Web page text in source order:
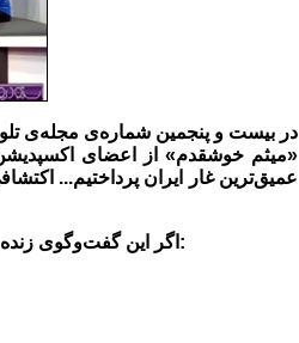
در بیست و پنجمین شماره‌ی مجله‌ی
«میثم خوشقدم» از اعضای
اگر این گفت‌وگوی زنده را ندیده‌اید از طریق کانال تلگرامی «کوه‌نوشت»‌ به آدرس ذیل دریافت و ملاحظه نمائید: